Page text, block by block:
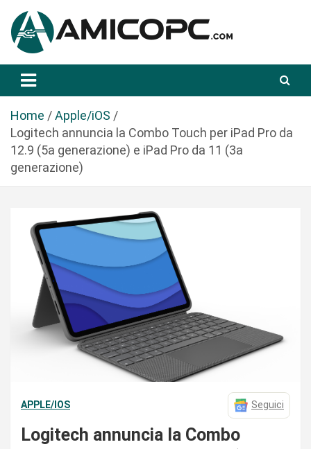
a
Amicopc.com
Home
Apple/iOS
Logitech annuncia la Combo Touch per iPad Pro da
12.9 (5a generazione) e iPad Pro da 11 (3a
generazione)
APPLE/IOS Seguici
Logitech annuncia la Combo